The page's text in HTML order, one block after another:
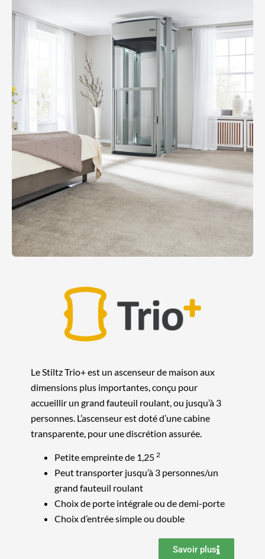
Le Stiltz Trio+ est un ascenseur de maison aux
dimensions plus importantes, conçu pour
accueillir un grand fauteuil roulant, ou jusqu’à 3
personnes. L’ascenseur est doté d’une cabine
transparente, pour une discrétion assurée.
Petite empreinte de 1,25 2
Peut transporter jusqu’à 3 personnes/un
grand fauteuil roulant
Choix de porte intégrale ou de demi-porte
Choix d’entrée simple ou double
Savoir plus